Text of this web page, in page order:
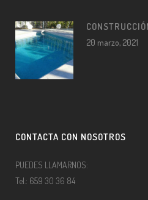
20 marzo, 2021
CONTACTA CON NOSOTROS
PUEDES LLAMARNOS:
Tel.: 659 30 36 84